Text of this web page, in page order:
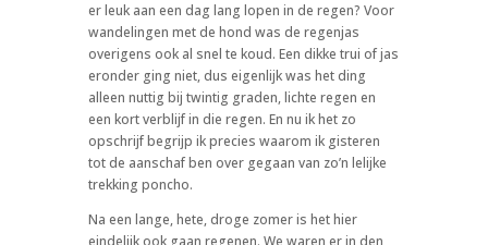
er leuk aan een dag lang lopen in de regen? Voor
wandelingen met de hond was de regenjas
overigens ook al snel te koud. Een dikke trui of jas
eronder ging niet, dus eigenlijk was het ding
alleen nuttig bij twintig graden, lichte regen en
een kort verblijf in die regen. En nu ik het zo
opschrijf begrijp ik precies waarom ik gisteren
tot de aanschaf ben over gegaan van zo’n lelijke
trekking poncho.
Na een lange, hete, droge zomer is het hier
eindelijk ook gaan regenen. We waren er in den